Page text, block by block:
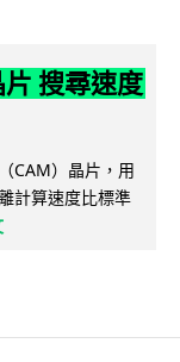
搜尋速度
CAM）晶片，用
計算速度比標準